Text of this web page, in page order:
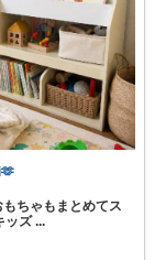
もちゃもまとめてス
ッズ ...